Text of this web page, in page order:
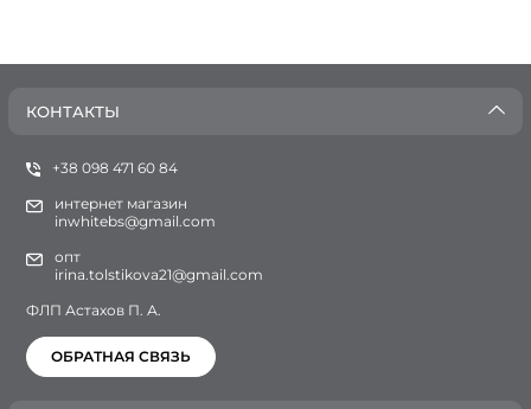
КОНТАКТЫ
+38 098 471 60 84
интернет магазин
inwhitebs@gmail.com
опт
irina.tolstikova21@gmail.com
ФЛП Астахов П. А.
ОБРАТНАЯ СВЯЗЬ